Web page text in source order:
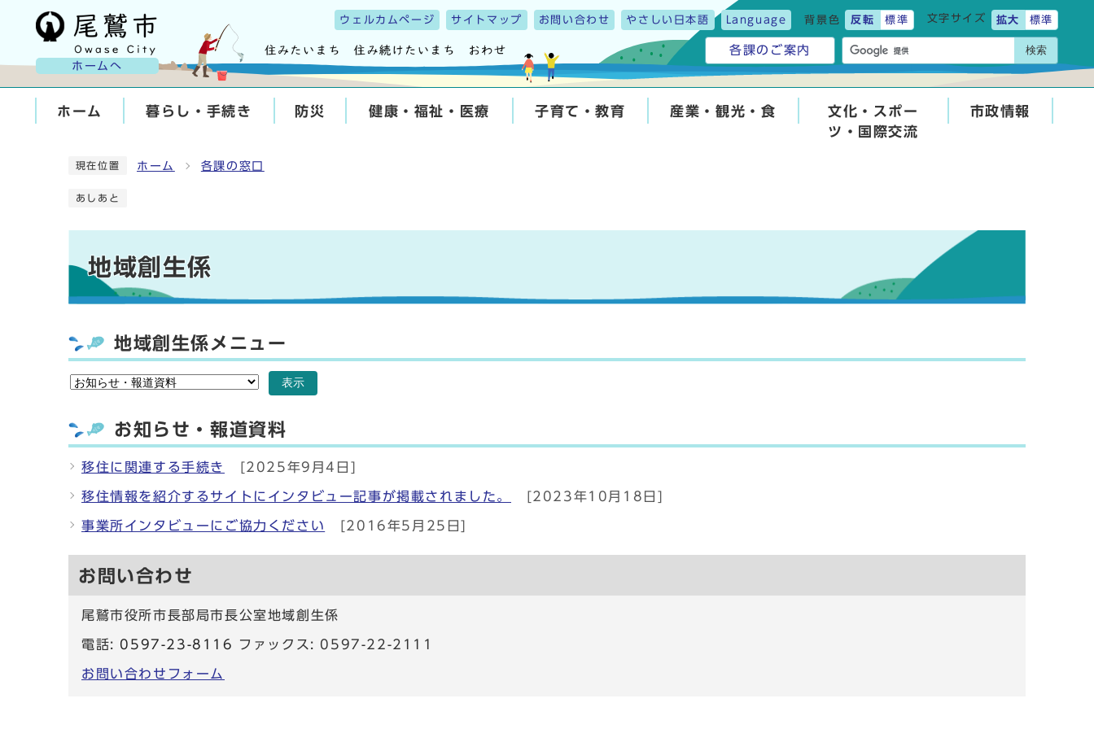
ホームへ
ウェルカムページ サイトマップ お問い合わせ やさしい日本語 Language 背景色 反転 標準 文字サイズ 拡大 標準
各課のご案内 検索
ホーム 暮らし・手続き 防災 健康・福祉・医療 子育て・教育 産業・観光・食
文化・スポー
ツ・国際交流
市政情報
現在位置 ホーム 各課の窓口
あしあと
地域創生係
地域創生係メニュー
表示
お知らせ・報道資料
移住に関連する手続き [2025年9月4日]
移住情報を紹介するサイトにインタビュー記事が掲載されました。 [2023年10月18日]
事業所インタビューにご協力ください [2016年5月25日]
お問い合わせ
尾鷲市役所市長部局市長公室地域創生係
電話: 0597-23-8116 ファックス: 0597-22-2111
お問い合わせフォーム